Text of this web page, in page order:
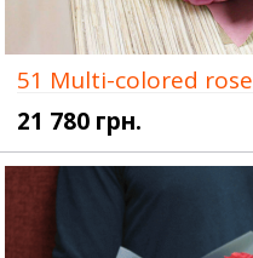
51 Multi-colored rose
21 780 грн.